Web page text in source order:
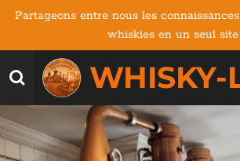
Passer
contenu
principal
WHISKY-
Partageons entre nous les
whiskies en un seul site